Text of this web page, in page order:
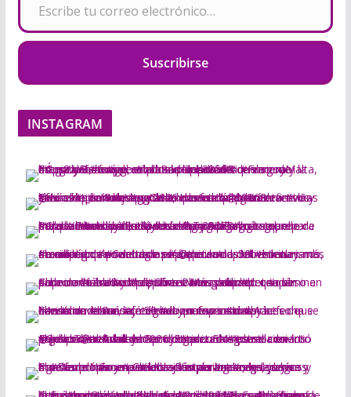
Suscribirse
INSTAGRAM